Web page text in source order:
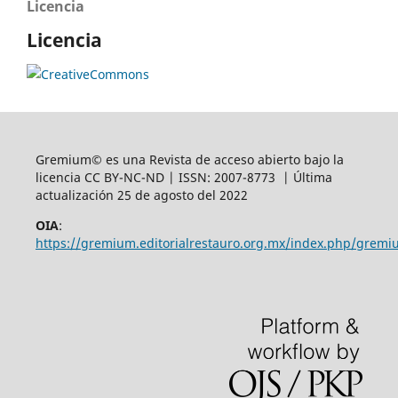
Licencia
Licencia
Gremium© es una Revista de acceso abierto bajo la
licencia CC BY-NC-ND | ISSN: 2007-8773 | Última
actualización 25 de agosto del 2022
OIA:
https://gremium.editorialrestauro.org.mx/index.php/